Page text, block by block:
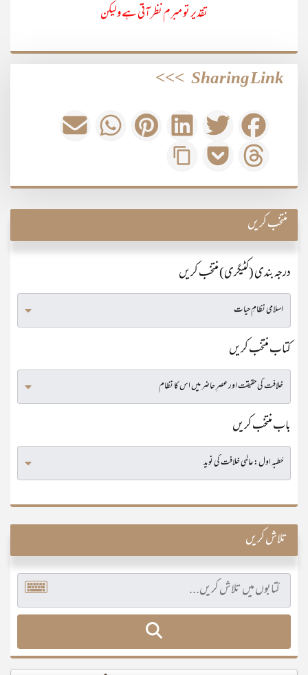
تقدیر تو مبرم نظر آتی ہے ولیکن
Sharing Link
>>>
منتخب کریں
درجہ بندی (کٹیگری) منتخب کریں
کتاب منتخب کریں
باب منتخب کریں
تلاش کریں